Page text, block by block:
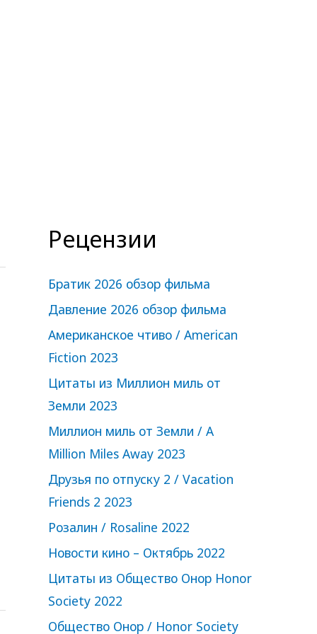
Рецензии
Братик 2026 обзор фильма
Давление 2026 обзор фильма
Американское чтиво / American
Fiction 2023
Цитаты из Миллион миль от
Земли 2023
Миллион миль от Земли / A
Million Miles Away 2023
Друзья по отпуску 2 / Vacation
Friends 2 2023
Розалин / Rosaline 2022
Новости кино – Октябрь 2022
Цитаты из Общество Онор Honor
Society 2022
Общество Онор / Honor Society